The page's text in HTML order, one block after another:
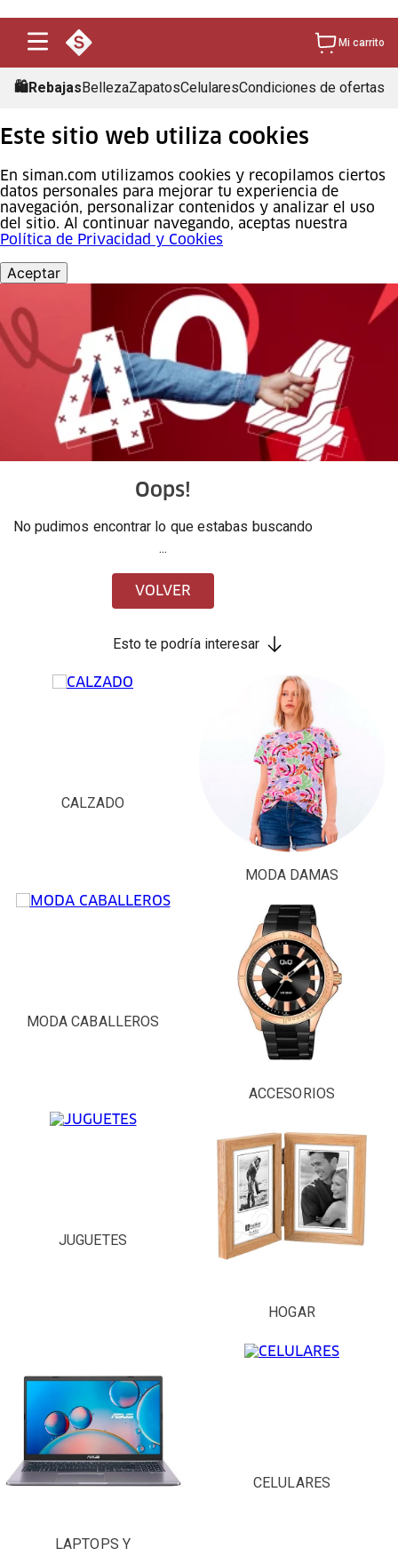
Mi carrito
🛍️RebajasBellezaZapatosCelularesCondiciones de ofertas
Este sitio web utiliza cookies
En siman.com utilizamos cookies y recopilamos ciertos
datos personales para mejorar tu experiencia de
navegación, personalizar contenidos y analizar el uso
del sitio. Al continuar navegando, aceptas nuestra
Política de Privacidad y Cookies
Aceptar
Oops!
No pudimos encontrar lo que estabas buscando
...
VOLVER
Esto te podría interesar
CALZADO
MODA DAMAS
MODA CABALLEROS
ACCESORIOS
JUGUETES
HOGAR
LAPTOPS Y
CELULARES